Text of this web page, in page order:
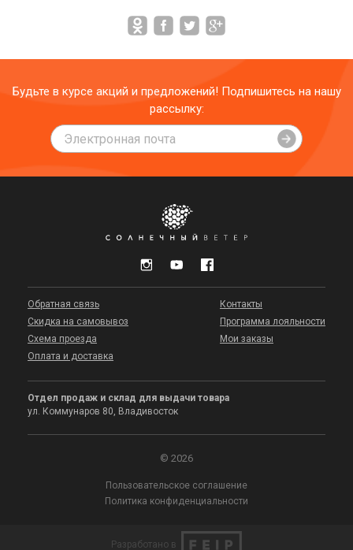
Будьте в курсе акций и предложений! Подпишитесь на нашу
рассылку:
Обратная связь
Скидка на самовывоз
Схема проезда
Оплата и доставка
Контакты
Программа лояльности
Мои заказы
Отдел продаж и склад для выдачи товара
ул. Коммунаров 80, Владивосток
© 2026
Пользовательское соглашение
Политика конфиденциальности
Разработано в